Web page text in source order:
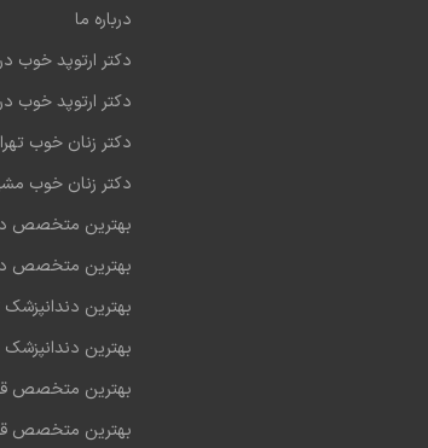
درباره ما
دکتر ارتوپد خوب
دکتر ارتوپد خوب
دکتر زنان خوب
دکتر زنان خوب
بهترین متخصص
بهترین متخصص
بهترین دندانپزشک
بهترین
بهترین متخصص
بهترین متخصص